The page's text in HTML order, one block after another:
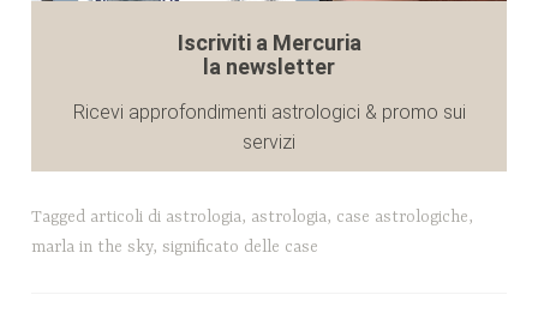
Iscriviti a Mercuria
la newsletter
Ricevi approfondimenti astrologici & promo sui
servizi
Tagged articoli di astrologia, astrologia, case astrologiche,
marla in the sky,significato delle case